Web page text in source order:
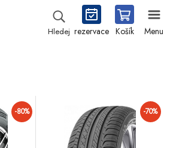
Hledej rezervace Košík Menu
-80% -70%